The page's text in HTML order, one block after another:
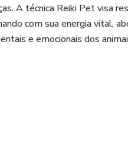
A técnica Reiki Pet visa
com sua energia vital,
e emocionais dos